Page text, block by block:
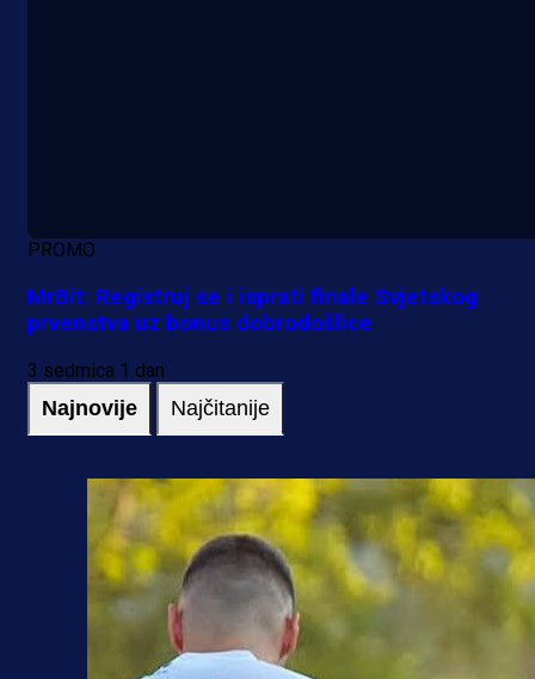
PROMO
MrBit: Registruj se i isprati finale Svjetskog
prvenstva uz bonus dobrodošlice
3 sedmica 1 dan
Najnovije Najčitanije